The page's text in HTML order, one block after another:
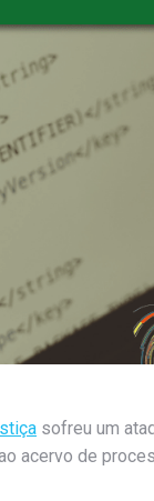
sofreu um
acervo de